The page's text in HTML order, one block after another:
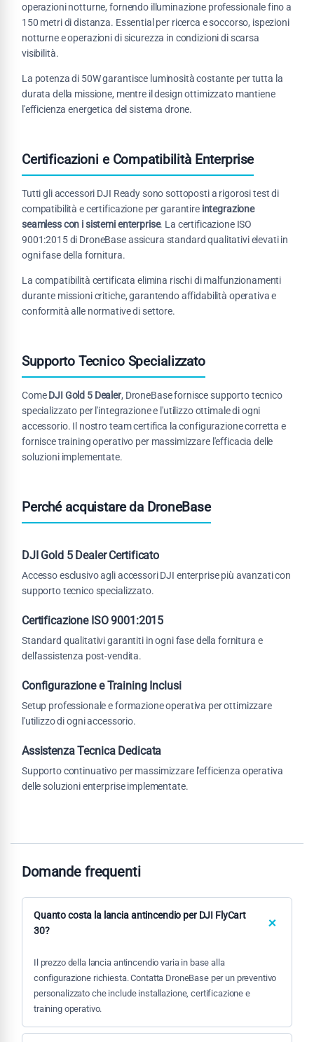
operazioni notturne, fornendo illuminazione professionale fino a
150 metri di distanza. Essential per ricerca e soccorso, ispezioni
notturne e operazioni di sicurezza in condizioni di scarsa
visibilità.
La potenza di 50W garantisce luminosità costante per tutta la
durata della missione, mentre il design ottimizzato mantiene
l'efficienza energetica del sistema drone.
Certificazioni e Compatibilità Enterprise
Tutti gli accessori DJI Ready sono sottoposti a rigorosi test di
compatibilità e certificazione per garantire integrazione
seamless con i sistemi enterprise. La certificazione ISO
9001:2015 di DroneBase assicura standard qualitativi elevati in
ogni fase della fornitura.
La compatibilità certificata elimina rischi di malfunzionamenti
durante missioni critiche, garantendo affidabilità operativa e
conformità alle normative di settore.
Supporto Tecnico Specializzato
ComeDJI Gold 5 Dealer, DroneBase fornisce supporto tecnico
specializzato per l'integrazione e l'utilizzo ottimale di ogni
accessorio. Il nostro team certifica la configurazione corretta e
fornisce training operativo per massimizzare l'efficacia delle
soluzioni implementate.
Perché acquistare da DroneBase
DJI Gold 5 Dealer Certificato
Accesso esclusivo agli accessori DJI enterprise più avanzati con
supporto tecnico specializzato.
Certificazione ISO 9001:2015
Standard qualitativi garantiti in ogni fase della fornitura e
dell'assistenza post-vendita.
Configurazione e Training Inclusi
Setup professionale e formazione operativa per ottimizzare
l'utilizzo di ogni accessorio.
Assistenza Tecnica Dedicata
Supporto continuativo per massimizzare l'efficienza operativa
delle soluzioni enterprise implementate.
Domande frequenti
Quanto costa la lancia antincendio per DJI FlyCart
30?
Il prezzo della lancia antincendio varia in base alla
configurazione richiesta. Contatta DroneBase per un preventivo
personalizzato che include installazione, certificazione e
training operativo.